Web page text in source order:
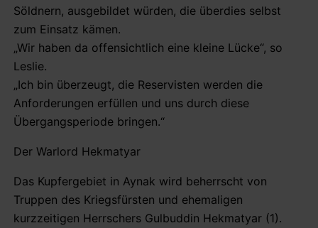
Söldnern, ausgebildet würden, die überdies selbst
zum Einsatz kämen.
„Wir haben da offensichtlich eine kleine Lücke“, so
Leslie.
„Ich bin überzeugt, die Reservisten werden die
Anforderungen erfüllen und uns durch diese
Übergangsperiode bringen.“
Der Warlord Hekmatyar
Das Kupfergebiet in Aynak wird beherrscht von
Truppen des Kriegsfürsten und ehemaligen
kurzzeitigen Herrschers Gulbuddin Hekmatyar (1).